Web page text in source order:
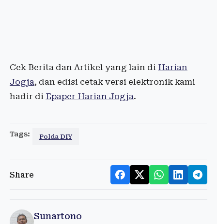
Cek Berita dan Artikel yang lain di Harian
Jogja, dan edisi cetak versi elektronik kami
hadir di Epaper Harian Jogja.
Tags: Polda DIY
Share
Sunartono